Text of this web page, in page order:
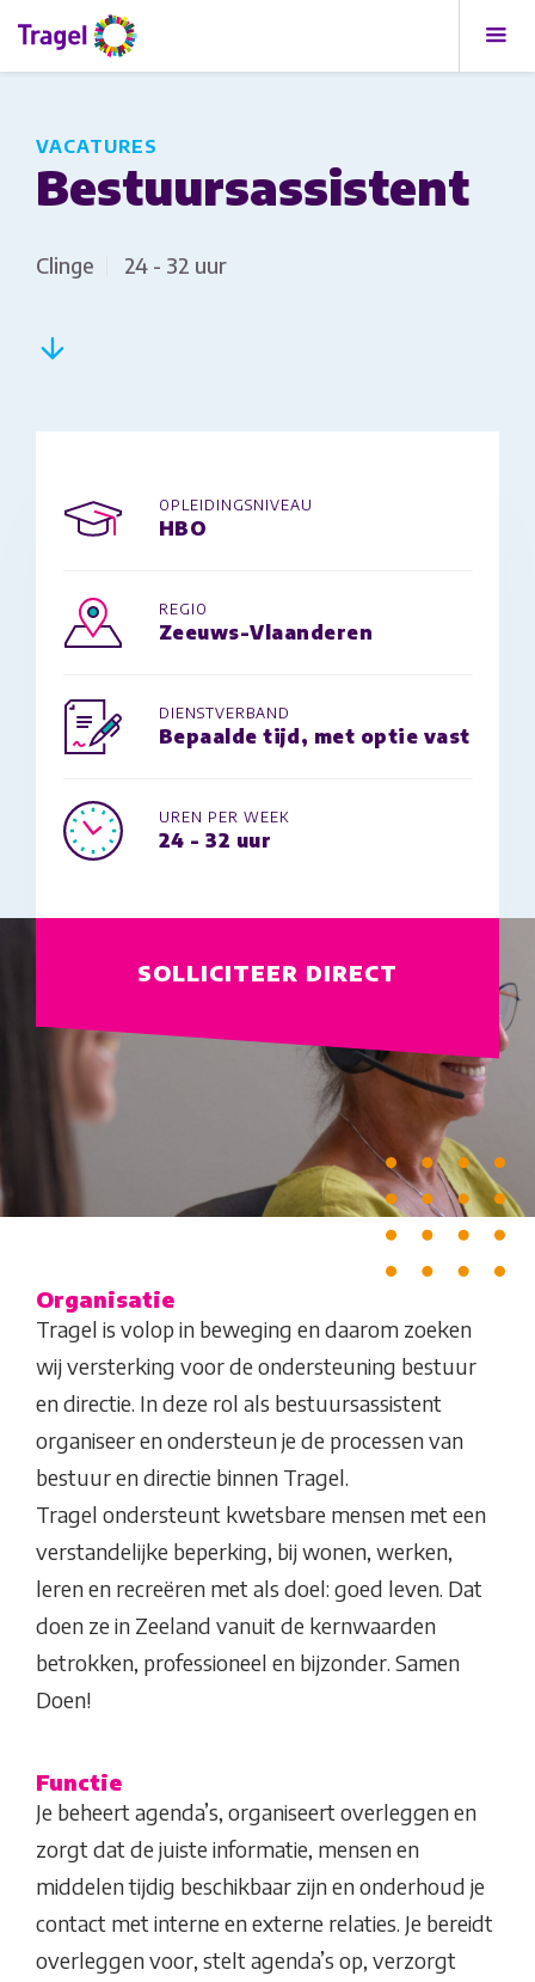
VACATURES
Bestuursassistent
Clinge 24 - 32 uur
OPLEIDINGSNIVEAU
HBO
REGIO
Zeeuws-Vlaanderen
DIENSTVERBAND
Bepaalde tijd, met optie vast
UREN PER WEEK
24 - 32 uur
SOLLICITEER DIRECT
Organisatie
Tragel is volop in beweging en daarom zoeken
wij versterking voor de ondersteuning bestuur
en directie. In deze rol als bestuursassistent
organiseer en ondersteun je de processen van
bestuur en directie binnen Tragel.
Tragel ondersteunt kwetsbare mensen met een
verstandelijke beperking, bij wonen, werken,
leren en recreëren met als doel: goed leven. Dat
doen ze in Zeeland vanuit de kernwaarden
betrokken, professioneel en bijzonder. Samen
Doen!
Functie
Je beheert agenda’s, organiseert overleggen en
zorgt dat de juiste informatie, mensen en
middelen tijdig beschikbaar zijn en onderhoud je
contact met interne en externe relaties. Je bereidt
overleggen voor, stelt agenda’s op, verzorgt